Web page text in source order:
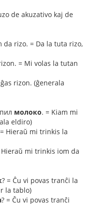
de akuzativo kaj de
da rizo. = Da la tuta rizo,
= Mi volas la tutan
rizon. (ĝenerala
молоко. = Kiam mi
eldiro)
Hieraŭ mi trinkis la
Hieraŭ mi trinkis iom da
? = Ĉu vi povas tranĉi la
la tablo)
? = Ĉu vi povas tranĉi